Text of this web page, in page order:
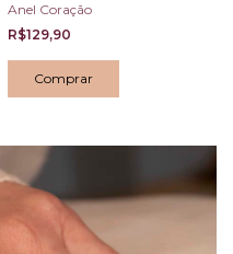
Anel Coração
R$129,90
Comprar